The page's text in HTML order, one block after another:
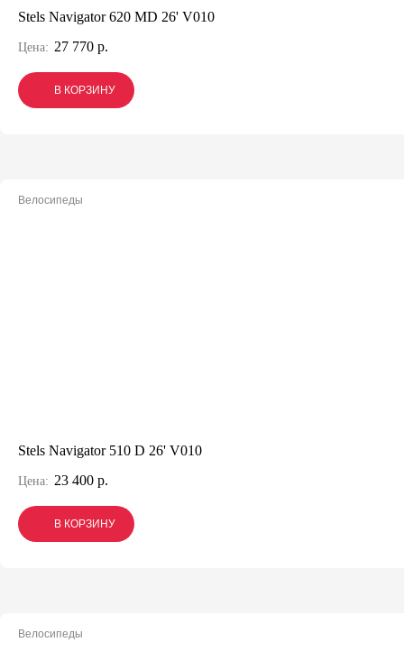
Stels Navigator 620 MD 26' V010
Цена: 27 770 р.
В КОРЗИНУ
В КОРЗИНУ
В КОРЗИНУ
Велосипеды
Stels Navigator 510 D 26' V010
Цена: 23 400 р.
В КОРЗИНУ
В КОРЗИНУ
В КОРЗИНУ
Велосипеды